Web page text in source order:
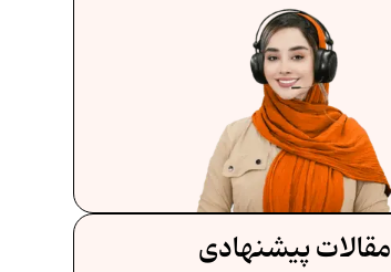
مقالات پیشنهادی